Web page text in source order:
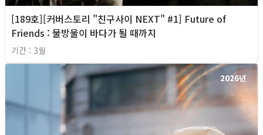
[189호][커버스토리 "친구사이 NEXT" #1] Future of
Friends : 물방울이 바다가 될 때까지
기간 : 3월
2026년